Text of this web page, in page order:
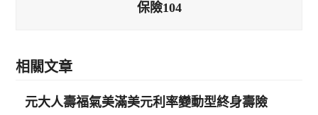
保險104
相關文章
元大人壽福氣美滿美元利率變動型終身壽險